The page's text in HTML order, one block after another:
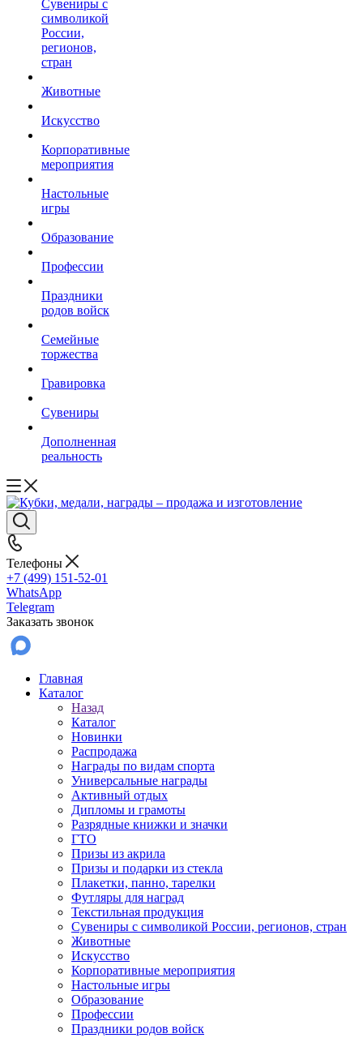
Сувениры с
символикой
России,
регионов,
стран
Животные
Искусство
Корпоративные
мероприятия
Настольные
игры
Образование
Профессии
Праздники
родов войск
Семейные
торжества
Гравировка
Сувениры
Дополненная
реальность
Телефоны
+7 (499) 151-52-01
WhatsApp
Telegram
Заказать звонок
Главная
Каталог
Назад
Каталог
Новинки
Распродажа
Награды по видам спорта
Универсальные награды
Активный отдых
Дипломы и грамоты
Разрядные книжки и значки
ГТО
Призы из акрила
Призы и подарки из стекла
Плакетки, панно, тарелки
Футляры для наград
Текстильная продукция
Сувениры с символикой России, регионов, стран
Животные
Искусство
Корпоративные мероприятия
Настольные игры
Образование
Профессии
Праздники родов войск